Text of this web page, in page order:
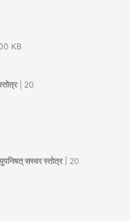
KB
| 20
सस्वर स्तोत्र| 20